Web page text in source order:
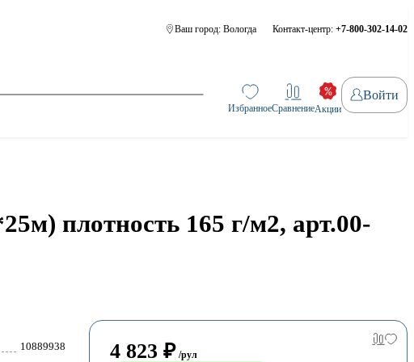
Ваш город: Вологда Контакт-центр: +7-800-302-14-02
ИзбранноеСравнениеАкции
Войти
плотность 165 г/м2, арт.00-
10889938 4 823 ₽ /рул